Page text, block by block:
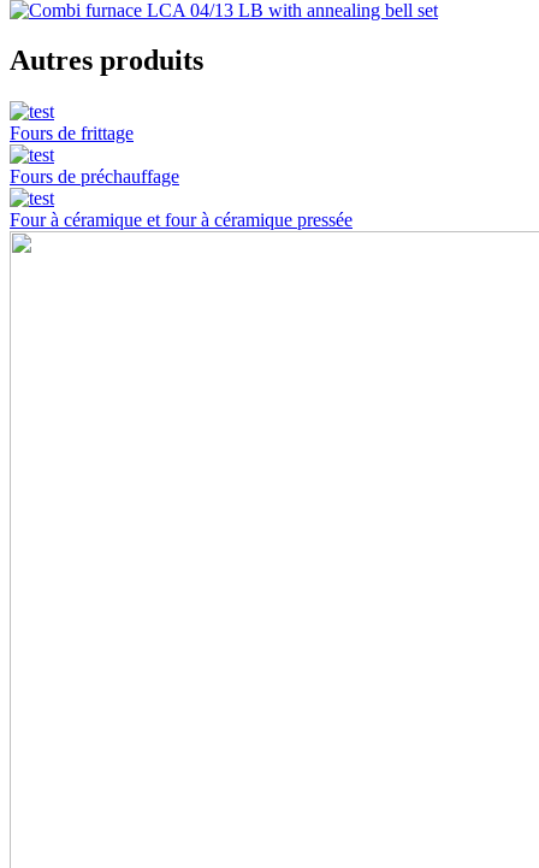
Autres produits
Fours de frittage
Fours de préchauffage
Four à céramique et four à céramique pressée